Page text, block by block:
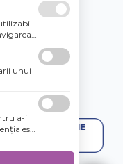
aceste
unui
a-i
este